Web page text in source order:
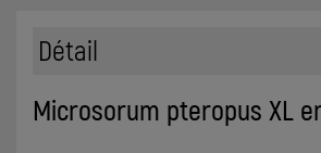
Détail
Microsorum pteropus XL